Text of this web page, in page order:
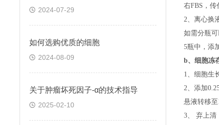
2024-07-29
如何选购优质的细胞
2024-08-09
关于​肿瘤坏死因子-α的技术指导
2025-02-10
右FBS，
2、离心换
如需分瓶
5瓶中，添
b、 细胞冻
1、细胞生
2、添加
悬液转移
3、 弃上清